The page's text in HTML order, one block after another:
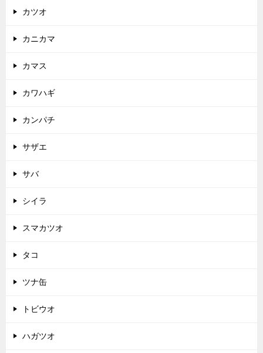
カツオ
カニカマ
カマス
カワハギ
カンパチ
サザエ
サバ
シイラ
スマカツオ
タコ
ツナ缶
トビウオ
ハガツオ